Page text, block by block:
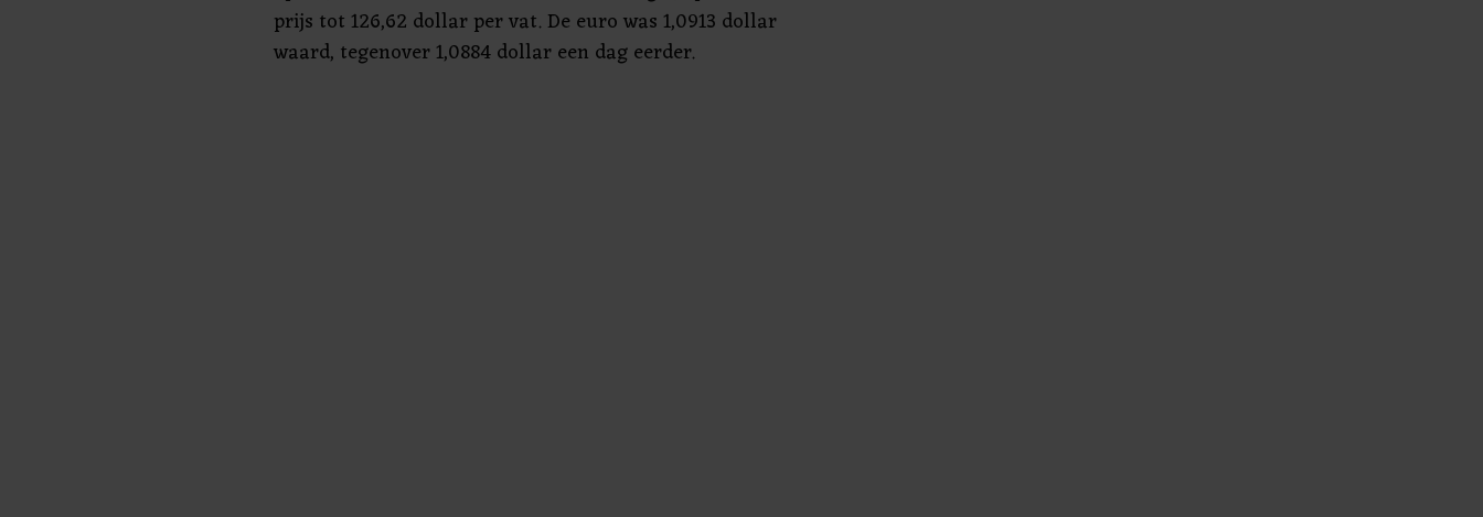
prijs tot 126,62 dollar per vat. De euro was 1,0913 dollar
waard, tegenover 1,0884 dollar een dag eerder.